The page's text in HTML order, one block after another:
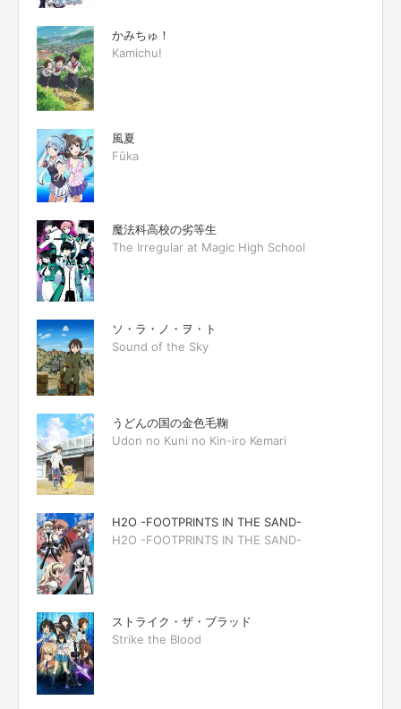
かみちゅ！
Kamichu!
風夏
Fūka
魔法科高校の劣等生
The Irregular at Magic High School
ソ・ラ・ノ・ヲ・ト
Sound of the Sky
うどんの国の金色毛鞠
Udon no Kuni no Kin-iro Kemari
H2O -FOOTPRINTS IN THE SAND-
H2O -FOOTPRINTS IN THE SAND-
ストライク・ザ・ブラッド
Strike the Blood